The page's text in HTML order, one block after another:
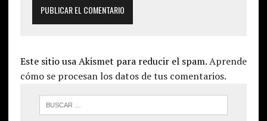
Este sitio usa Akismet para reducir el spam.Aprende
cómo se procesan los datos de tus comentarios.